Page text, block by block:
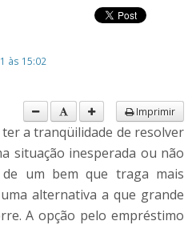
às 15:02
Imprimir
a tranqüilidade de resolver
situação inesperada ou não
um bem que traga mais
alternativa a que grande
A opção pelo empréstimo